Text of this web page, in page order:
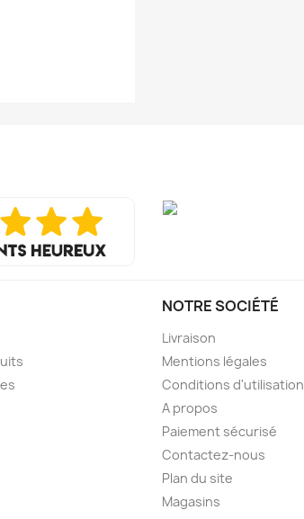
NOTRE SOCIÉTÉ
Livraison
Mentions légales
Conditions d'utilisation
A propos
Paiement sécurisé
Contactez-nous
Plan du site
Magasins